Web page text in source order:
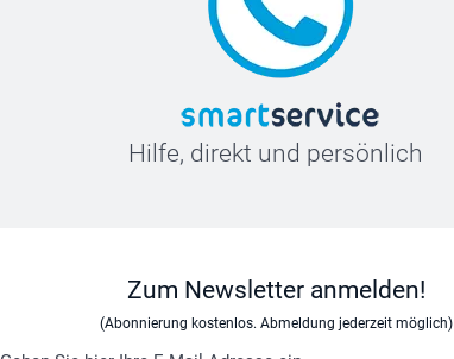
Hilfe, direkt und persönlich
Zum Newsletter anmelden!
(Abonnierung kostenlos. Abmeldung jederzeit möglich)